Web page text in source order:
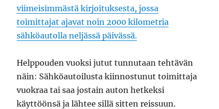
viimeisimmästä kirjoituksesta, jossa
toimittajat ajavat noin 2000 kilometria
sähköautolla neljässä päivässä.
Helppouden vuoksi jutut tunnutaan tehtävän
näin: Sähköautoilusta kiinnostunut toimittaja
vuokraa tai saa jostain auton hetkeksi
käyttöönsä ja lähtee sillä sitten reissuun.